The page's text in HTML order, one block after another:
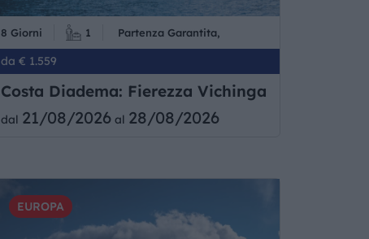
8 Giorni 1 Partenza Garantita,
da € 1.559
Costa Diadema: Fierezza Vichinga
dal 21/08/2026al 28/08/2026
EUROPA